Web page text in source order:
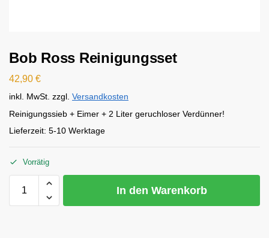
Bob Ross Reinigungsset
42,90 €
inkl. MwSt. zzgl. Versandkosten
Reinigungssieb + Eimer + 2 Liter geruchloser Verdünner!
Lieferzeit: 5-10 Werktage
Vorrätig
In den Warenkorb